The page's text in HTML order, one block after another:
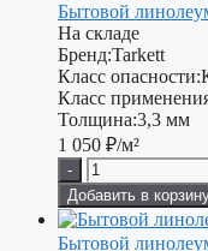
Бытовой
На складе
Бренд:Tarkett
Класс опасности:
Класс
Толщина:3,3 мм
1 050 ₽/м²
-
Добавить в
Бытовой